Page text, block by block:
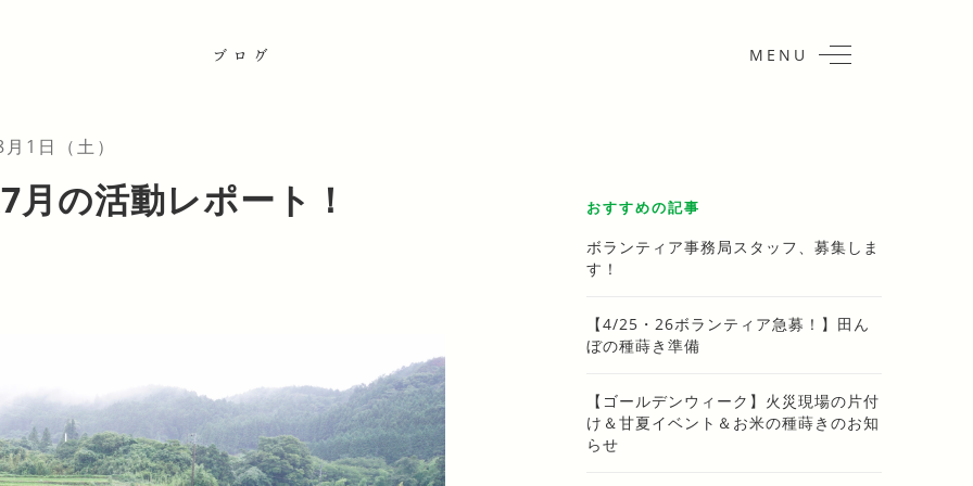
ブログ MENU
1日（土）
の活動レポート！ おすすめの記事
ボランティア事務局スタッフ、募集しま
す！
【4/25・26ボランティア急募！】田ん
ぼの種蒔き準備
【ゴールデンウィーク】火災現場の片付
け＆甘夏イベント＆お米の種蒔きのお知
らせ